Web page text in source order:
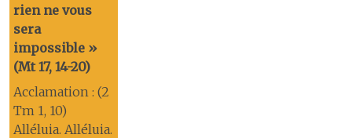
rien ne vous
sera
impossible »
(Mt 17, 14-20)
Acclamation : (2
Tm 1, 10)
Alléluia. Alléluia.